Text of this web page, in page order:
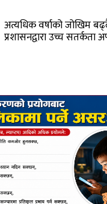
अत्यधिक वर्षाको जोखिम
प्रशासनद्वारा उच्च सतर्कता